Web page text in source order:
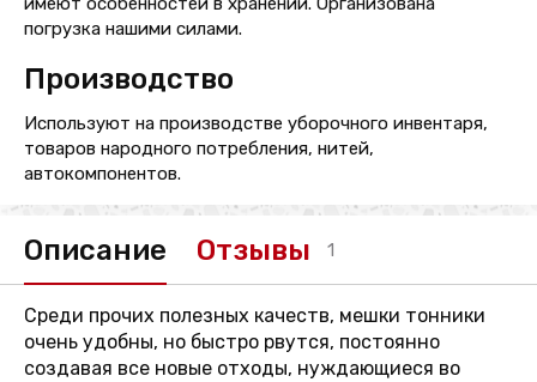
погрузка нашими силами.
Производство
Используют на производстве уборочного инвентаря,
товаров народного потребления, нитей,
автокомпонентов.
Описание Отзывы 1
Среди прочих полезных качеств, мешки тонники
очень удобны, но быстро рвутся, постоянно
создавая все новые отходы, нуждающиеся во